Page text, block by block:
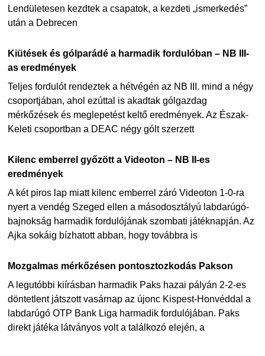
Lendületesen kezdtek a csapatok, a kezdeti „ismerkedés”
után a Debrecen
Kiütések és gólparádé a harmadik fordulóban – NB III-
as eredmények
Teljes fordulót rendeztek a hétvégén az NB III. mind a négy
csoportjában, ahol ezúttal is akadtak gólgazdag
mérkőzések és meglepetést keltő eredmények. Az Észak-
Keleti csoportban a DEAC négy gólt szerzett
Kilenc emberrel győzött a Videoton – NB II-es
eredmények
A két piros lap miatt kilenc emberrel záró Videoton 1-0-ra
nyert a vendég Szeged ellen a másodosztályú labdarúgó-
bajnokság harmadik fordulójának szombati játéknapján. Az
Ajka sokáig bízhatott abban, hogy továbbra is
Mozgalmas mérkőzésen pontosztozkodás Pakson
A legutóbbi kiírásban harmadik Paks hazai pályán 2-2-es
döntetlent játszott vasárnap az újonc Kispest-Honvéddal a
labdarúgó OTP Bank Liga harmadik fordulójában. Paks
direkt játéka látványos volt a találkozó elején, a